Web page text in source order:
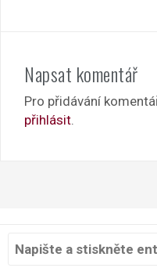
Napsat komentář
Pro přidávání
přihlásit
Hledat: